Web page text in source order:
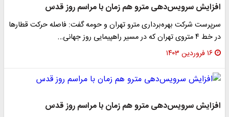
افزایش سرویس‌دهی مترو هم زمان با مراسم روز قدس
سرپرست شرکت بهره‌برداری مترو تهران و حومه گفت: فاصله حرکت قطارها
در خط ۴ متروی تهران که در مسیر راهپیمایی روز جهانی…
۱۶ فروردین ۱۴۰۳
افزایش سرویس‌دهی مترو هم زمان با مراسم روز قدس